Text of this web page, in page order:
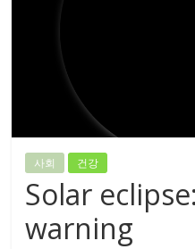
사회 건강
Solar
warning